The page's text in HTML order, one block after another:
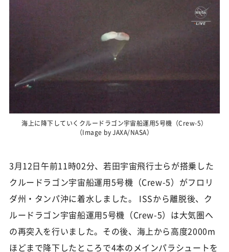
海上に降下していくクルードラゴン宇宙船運用5号機（Crew-5）
（Image by JAXA/NASA）
3月12日午前11時02分、若田宇宙飛行士らが搭乗した
クルードラゴン宇宙船運用5号機（Crew-5）がフロリ
ダ州・タンパ沖に着水しました。 ISSから離脱後、ク
ルードラゴン宇宙船運用5号機（Crew-5）は大気圏へ
の再突入を行いました。その後、海上から高度2000m
ほどまで降下したところで4本のメインパラシュートを